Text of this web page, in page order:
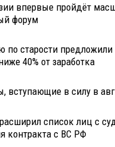
впервые пройдёт
форум
по старости предложили
40% от заработка
вступающие в силу в
список лиц с
контракта с ВС РФ